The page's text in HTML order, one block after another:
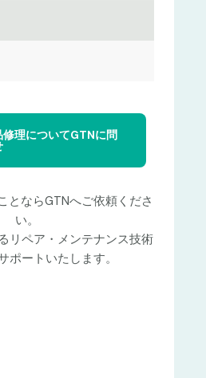
修理についてGTNに問
とならGTNへご依頼くださ
い。
リペア・メンテナンス技術
ポートいたします。